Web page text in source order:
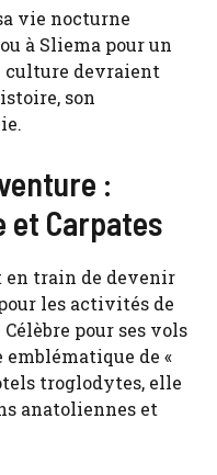
vie nocturne
à Sliema pour un
culture devraient
son
:
et Carpates
en train de devenir
les activités de
pour ses vols
emblématique de «
troglodytes, elle
anatoliennes et